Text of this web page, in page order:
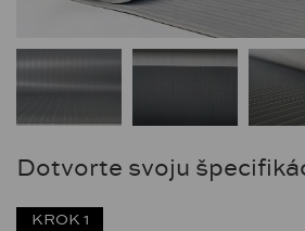
Dotvorte svoju
KROK 1